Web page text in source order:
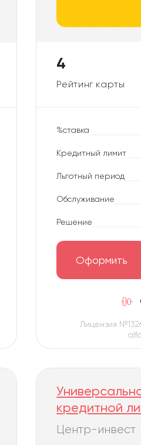
4
Рейтинг карты
%ставка
Кредитный лимит
Льготный период
Обслуживание
Решение
Оформить
Лицензия
кредитной
Центр-инвест